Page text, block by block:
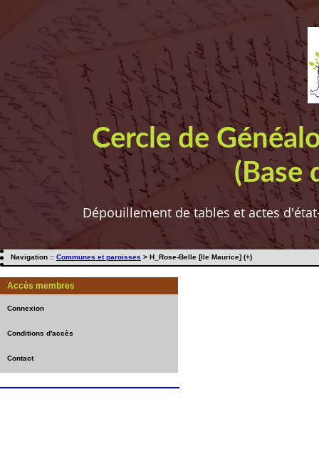
Cercle de
(Base
Dépouillement de tables et actes
Navigation :: Communes et paroisses > H_Rose-Belle [Ile Maurice] (+)
Accès membres
Connexion
Conditions d'accès
Contact